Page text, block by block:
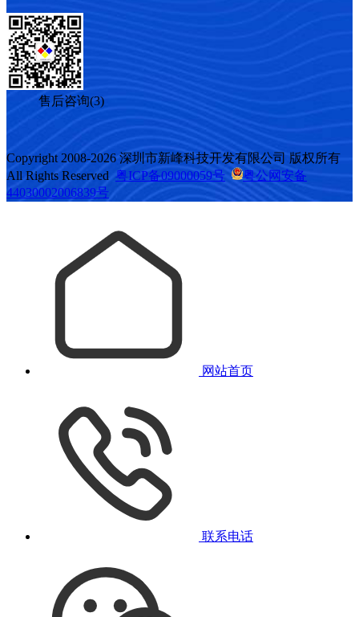
售后咨询(3)
Copyright 2008-2026 深圳市新峰科技开发有限公司 版权所有
All Rights Reserved 粤ICP备09000059号
粤公网安备
44030002006839号
网站首页
联系电话